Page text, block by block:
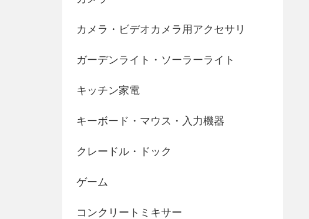
カメラ・ビデオカメラ用アクセサリ
ガーデンライト・ソーラーライト
キッチン家電
キーボード・マウス・入力機器
クレードル・ドック
ゲーム
コンクリートミキサー